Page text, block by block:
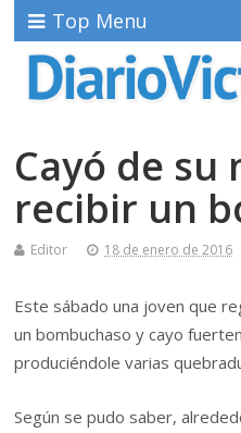
Top Menu
Cayó de
recibir un
Editor 18 de enero de 2016
Este sábado una joven que
un bombuchaso y cayo
produciéndole varias
Según se pudo saber,